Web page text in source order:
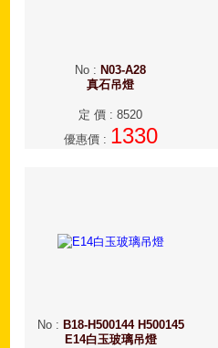
No : N03-A28
真石吊燈
定 價 : 8520
優惠價: 1330
No: B18-H500144 H500145
E14白玉玻璃吊燈